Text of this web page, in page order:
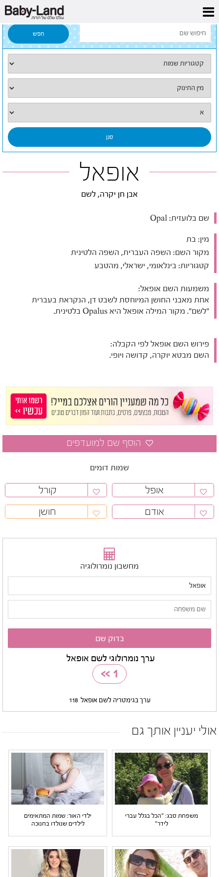
דף הבית
אופאל
אבן חן יקרה, לשם
שם בלועזית:
מין: בת
מקור השם: השפה העברית, השפה הלטינית
קטגוריות: בינלאומי, ישראלי, מהטבע
משמעות השם אופאל:
אחת מאבני החושן המיוחסת לשבט דן, הנקראת בעברית
"לשם". מקור המילה אופאל היא Opalus בלטינית.
פירוש השם אופאל לפי הקבלה:
השם מבטא יוקרה, קדושה ויופי.
שמות דומים
אופל
קורל
אודם
חושן
מחשבון נומרולוגיה
ערך נומרולוגי לשם אופאל
1
>>
ערך בגימטריה לשם אופאל 118
אולי יעניין אותך גם
משפחת סבג: "הכל בגלל עברי
לידר"
ילדי האור: שמות המתאימים
לילדים שנולדו בחנוכה